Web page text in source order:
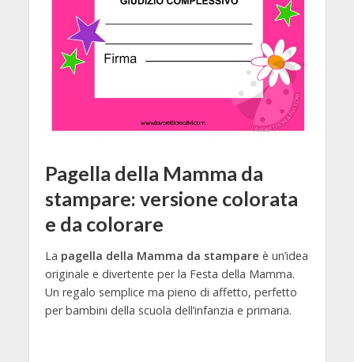
Pagella della Mamma da
stampare: versione colorata
e da colorare
La pagella della Mamma da stampare è un’idea
originale e divertente per la Festa della Mamma.
Un regalo semplice ma pieno di affetto, perfetto
per bambini della scuola dell’infanzia e primaria.